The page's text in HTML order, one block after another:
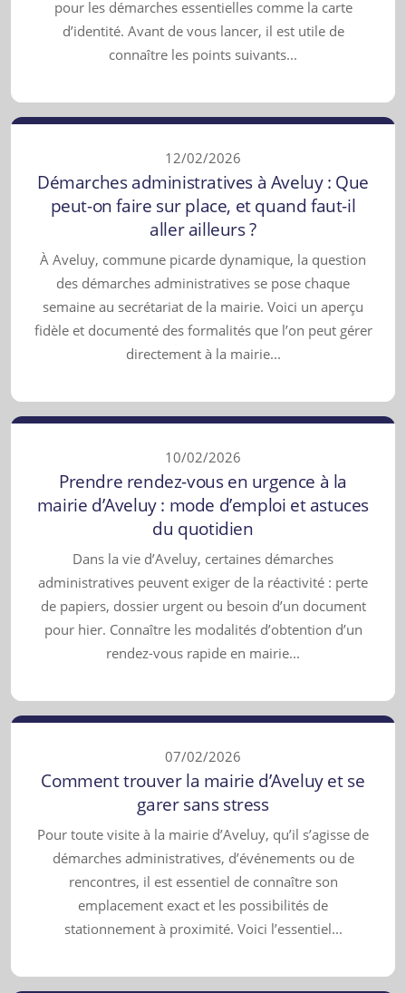
pour les démarches essentielles comme la carte
d’identité. Avant de vous lancer, il est utile de
connaître les points suivants...
12/02/2026
Démarches administratives à Aveluy : Que
peut-on faire sur place, et quand faut-il
aller ailleurs ?
À Aveluy, commune picarde dynamique, la question
des démarches administratives se pose chaque
semaine au secrétariat de la mairie. Voici un aperçu
fidèle et documenté des formalités que l’on peut gérer
directement à la mairie...
10/02/2026
Prendre rendez-vous en urgence à la
mairie d’Aveluy : mode d’emploi et astuces
du quotidien
Dans la vie d’Aveluy, certaines démarches
administratives peuvent exiger de la réactivité : perte
de papiers, dossier urgent ou besoin d’un document
pour hier. Connaître les modalités d’obtention d’un
rendez-vous rapide en mairie...
07/02/2026
Comment trouver la mairie d’Aveluy et se
garer sans stress
Pour toute visite à la mairie d’Aveluy, qu’il s’agisse de
démarches administratives, d’événements ou de
rencontres, il est essentiel de connaître son
emplacement exact et les possibilités de
stationnement à proximité. Voici l’essentiel...